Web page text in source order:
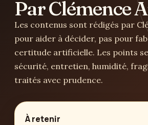
Par Clémence
Les contenus sont rédigés par
pour aider à décider, pas pour
certitude artificielle. Les points
sécurité, entretien, humidité,
traités avec prudence.
À retenir